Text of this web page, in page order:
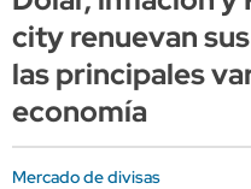
city renuevan
las principales
economía
Mercado de divisas